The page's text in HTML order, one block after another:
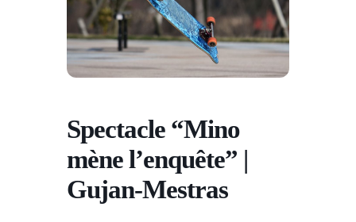
Spectacle “Mino
mène l’enquête” |
Gujan-Mestras